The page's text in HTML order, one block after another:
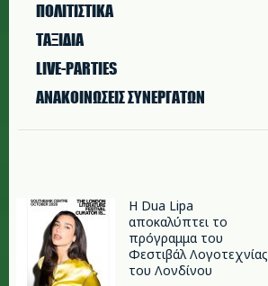
ΠΟΛΙΤΙΣΤΙΚA
ΤΑΞΙΔΙΑ
LIVE-PARTIES
ΑΝΑΚΟΙΝΩΣΕΙΣ ΣΥΝΕΡΓΑΤΩΝ
Η Dua Lipa
αποκαλύπτει το
πρόγραμμα του
Φεστιβάλ Λογοτεχνίας
του Λονδίνου